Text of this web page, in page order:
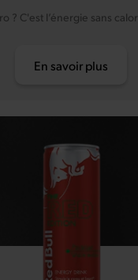
? C'est l’énergie sans
En savoir plus